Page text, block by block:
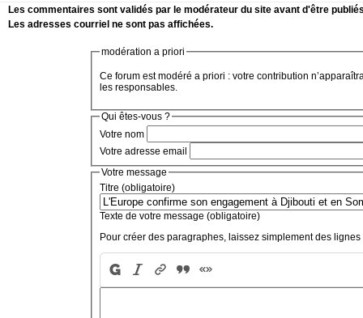
Les commentaires sont validés par le modérateur du site avant d'être
Les adresses courriel ne sont pas affichées.
modération a priori
Ce forum est modéré a priori : votre contribution
les responsables.
Qui êtes-vous ?
Votre nom
Votre adresse email
Votre message
Titre (obligatoire)
Texte de votre message (obligatoire)
Pour créer des paragraphes, laissez simplement des lignes